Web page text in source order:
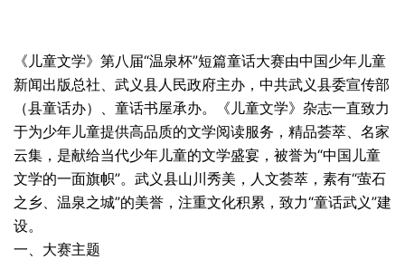
《儿童文学》第八届“温泉杯”短篇童话大赛由中国少年儿童
新闻出版总社、武义县人民政府主办，中共武义县委宣传部
（县童话办）、童话书屋承办。《儿童文学》 杂志一直致力
于为少年儿童提供高品质的文学阅读服务，精品荟萃、名家
云集，是献给当代少年儿童的文学盛宴，被誉为“中国儿童
文学的一面旗帜”。武义县山川秀美，人文荟萃，素有“萤石
之乡、温泉之城”的美誉，注重文化积累，致力“童话武义”建
设。
一、大赛主题